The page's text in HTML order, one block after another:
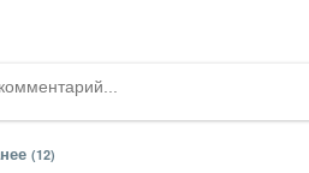
(12)